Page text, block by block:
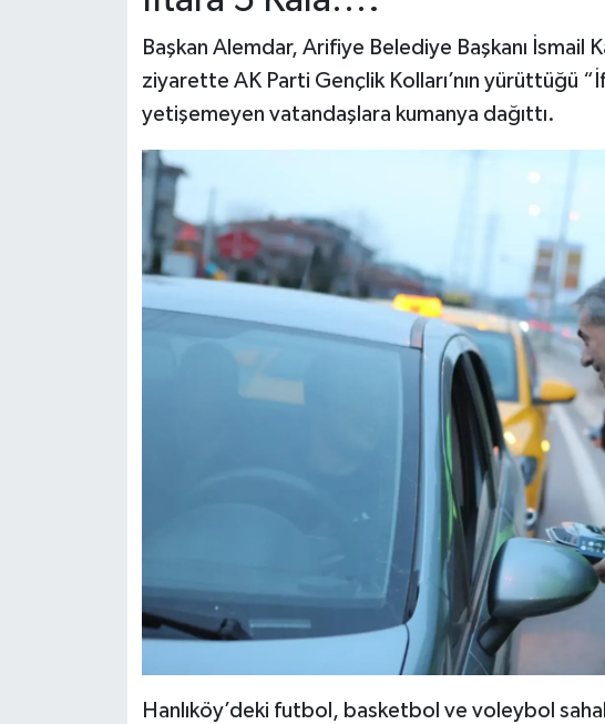
Başkan Alemdar, Arifiye Belediye Başkanı İsmail
ziyarette AK Parti Gençlik Kolları’nın yürüttüğü
yetişemeyen vatandaşlara kumanya dağıttı.
Hanlıköy’deki futbol, basketbol ve voleybol